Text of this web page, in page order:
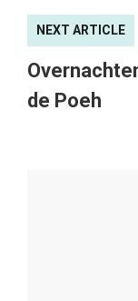
NEXT ARTICLE
de Poeh